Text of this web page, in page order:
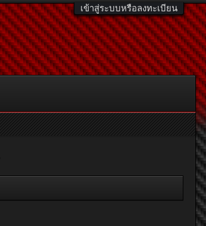
เข้าสู่ระบบหรือลงทะเบียน